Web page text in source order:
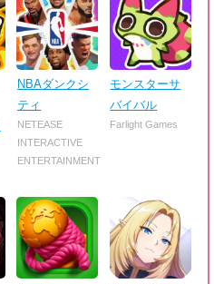
NBAダンクシ
ティ
NETEASE
INTERACTIVE
ENTERTAINMENT
モンスターサ
バイバル
Farlight Games